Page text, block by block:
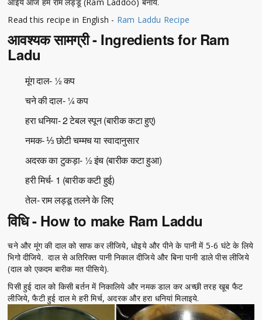
Read this recipe in English - Ram Laddu Recipe
आवश्यक सामग्री - Ingredients for Ram
Ladu
मूंग दाल- ½ कप
चने की दाल- ¼ कप
हरा धनिया- 2 टेबल स्पून (बारीक कटा हुए)
नमक- ⅓ छोटी चम्मच या स्वादानुसार
अदरक का टुकड़ा- ½ इंच (बारीक कटा हुआ)
हरी मिर्च- 1 (बारीक कटी हुई)
तेल- राम लड्डू तलने के लिए
विधि - How to make Ram Laddu
चने और मूंग की दाल को साफ कर लीजिये, धोइये और पीने के पानी में 5-6 घंटे के लिये
भिगो दीजिये. दाल से अतिरिक्त पानी निकाल दीजिये और बिना पानी डाले पीस लीजिये
(दाल को एकदम बारीक मत पीसिये).
पिसी हुई दाल को किसी बर्तन में निकालिये और नमक डाल कर अच्छी तरह खूब फैट
लीजिये, फैटी हुई दाल मे हरी मिर्च, अदरक और हरा धनियां मिलाइये.